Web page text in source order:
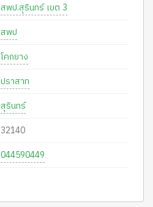
สพป.สุรินทร์ เขต 3
สพป
โคกยาง
ปราสาท
สุรินทร์
32140
044590449